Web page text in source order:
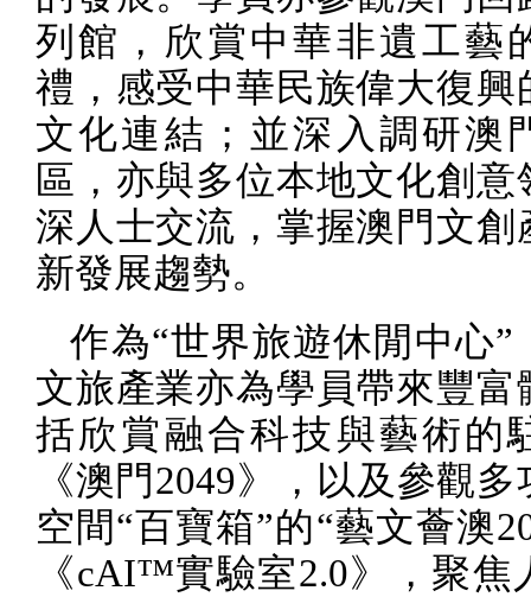
列館，欣賞中華非遺工藝
禮，感受中華民族偉大復興
文化連結；並深入調研澳
區，亦與多位本地文化創意
深人士交流，掌握澳門文創
新發展趨勢。
作為“世界旅遊休閒中心”
文旅產業亦為學員帶來豐富
括欣賞融合科技與藝術的
《澳門2049》，以及參觀多
空間“百寶箱”的“藝文薈澳
《cAI™️實驗室2.0》，聚焦